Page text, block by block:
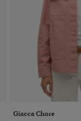
Giacca Chore